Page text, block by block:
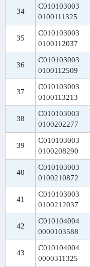
34
C010103003
0100111325
35
C010103003
0100112037
36
C010103003
0100112509
37
C010103003
0100113213
38
C010103003
0100202277
39
C010103003
0100208290
40
C010103003
0100210872
41
C010103003
0100212037
42
C010104004
0000103588
43
C010104004
0000311325